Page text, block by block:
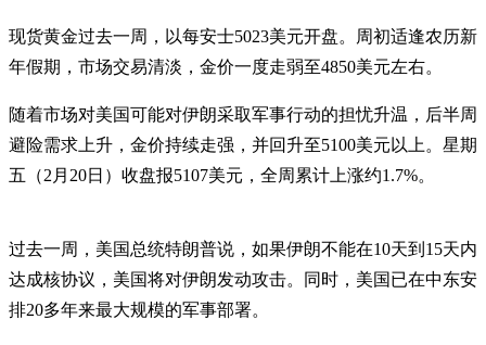
现货黄金过去一周，以每安士5023美元开盘。周初适逢农历新
年假期，市场交易清淡，金价一度走弱至4850美元左右。
随着市场对美国可能对伊朗采取军事行动的担忧升温，后半周
避险需求上升，金价持续走强，并回升至5100美元以上。星期
五（2月20日）收盘报5107美元，全周累计上涨约1.7%。
过去一周，美国总统特朗普说，如果伊朗不能在10天到15天内
达成核协议，美国将对伊朗发动攻击。同时，美国已在中东安
排20多年来最大规模的军事部署。